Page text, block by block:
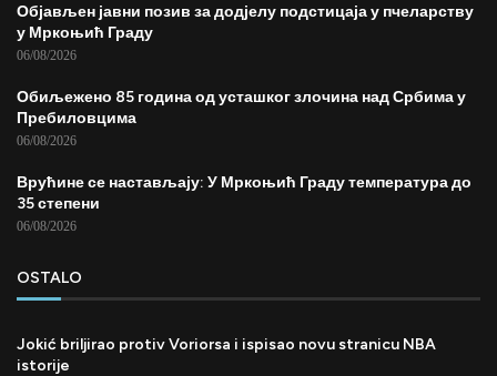
Објављен јавни позив за додјелу подстицаја у пчеларству
у Мркоњић Граду
06/08/2026
Обиљежено 85 година од усташког злочина над Србима у
Пребиловцима
06/08/2026
Врућине се настављају: У Мркоњић Граду температура до
35 степени
06/08/2026
OSTALO
Jokić briljirao protiv Voriorsa i ispisao novu stranicu NBA
istorije